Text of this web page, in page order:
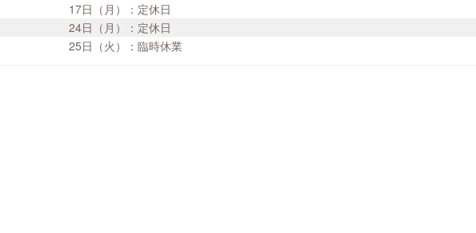
17日（月）：定休日
24日（月）：定休日
25日（火）：臨時休業